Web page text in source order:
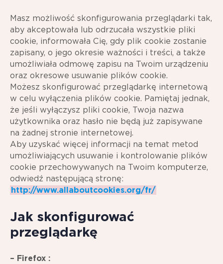
Masz możliwość skonfigurowania przeglądarki tak,
aby akceptowała lub odrzucała wszystkie pliki
cookie, informowała Cię, gdy plik cookie zostanie
zapisany, o jego okresie ważności i treści, a także
umożliwiała odmowę zapisu na Twoim urządzeniu
oraz okresowe usuwanie plików cookie.
Możesz skonfigurować przeglądarkę internetową
w celu wyłączenia plików cookie. Pamiętaj jednak,
że jeśli wyłączysz pliki cookie, Twoja nazwa
użytkownika oraz hasło nie będą już zapisywane
na żadnej stronie internetowej.
Aby uzyskać więcej informacji na temat metod
umożliwiających usuwanie i kontrolowanie plików
cookie przechowywanych na Twoim komputerze,
odwiedź następującą stronę:
http://www.allaboutcookies.org/fr/
Jak skonfigurować
przeglądarkę
– Firefox :